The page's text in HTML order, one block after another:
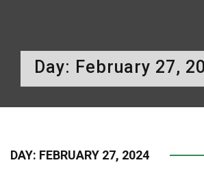
Day: February 27,
DAY: FEBRUARY 27, 2024